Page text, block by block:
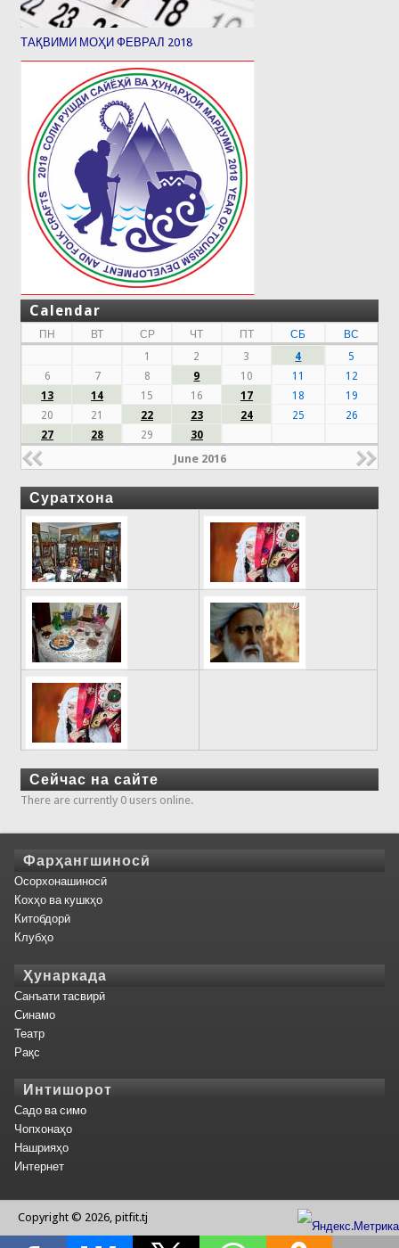
ТАҚВИМИ МОҲИ ФЕВРАЛ 2018
Calendar
ПН ВТ СР ЧТ ПТ СБ
ВС
1
2 3 4
5
6
7 8 9 10 11
12
13
14 15 16 17 18
19
20
21 22 23 24 25
26
27
28 29 30
June 2016
Суратхона
Сейчас на сайте
There are currently 0 users online.
Фарҳангшиносӣ
Осорхонашиносӣ
Кохҳо ва кушкҳо
Китобдорӣ
Клубҳо
Ҳунаркада
Санъати тасвирӣ
Синамо
Театр
Рақс
Интишорот
Садо ва симо
Чопхонаҳо
Нашрияҳо
Интернет
Copyright © 2026, pitfit.tj